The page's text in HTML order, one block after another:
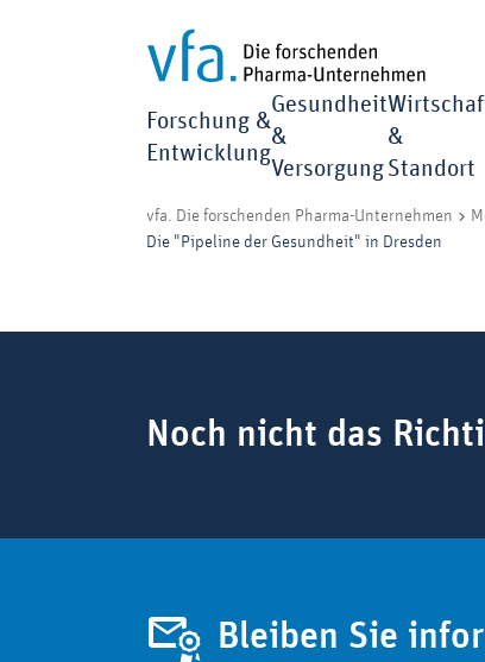
Forschung &
Entwicklung
Gesundheit
&
Versorgung
&
Standort
vfa. Die forschenden Pharma-Unternehmen
Die "Pipeline der Gesundheit" in Dresden
Noch nicht das
Bleiben Sie